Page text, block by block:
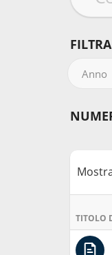
Anno
TITOLO